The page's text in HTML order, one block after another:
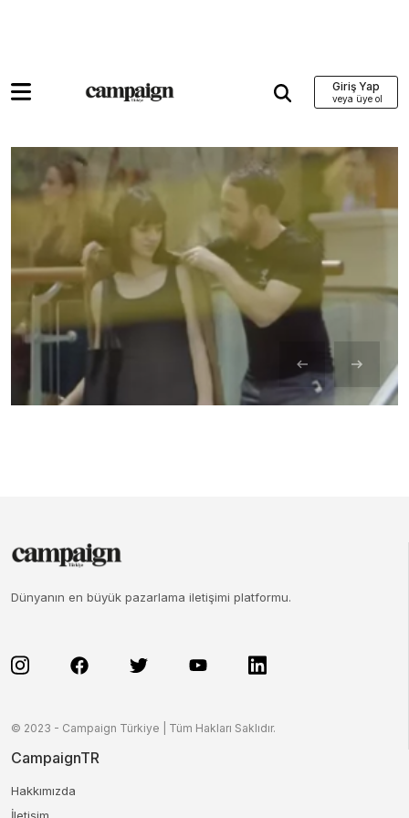
Giriş Yap
Dünyanın en büyük pazarlama iletişimi platformu.
© 2023 - Campaign Türkiye | Tüm Hakları Saklıdır.
CampaignTR
Hakkımızda